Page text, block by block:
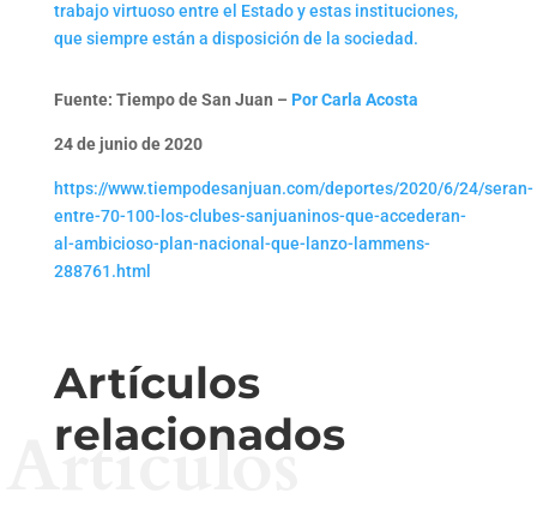
trabajo virtuoso entre el Estado y estas instituciones,
que siempre están a disposición de la sociedad.
Fuente: Tiempo de San Juan – Por Carla Acosta
24 de junio de 2020
https://www.tiempodesanjuan.com/deportes/2020/6/24/seran-
entre-70-100-los-clubes-sanjuaninos-que-accederan-
al-ambicioso-plan-nacional-que-lanzo-lammens-
288761.html
Artículos
relacionados
Artículos